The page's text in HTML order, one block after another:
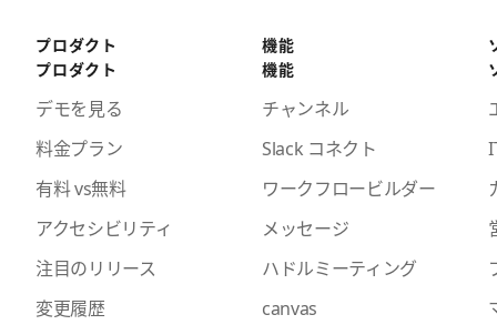
プロダクト
プロダクト
デモを見る
料金プラン
有料 vs無料
アクセシビリティ
注目のリリース
変更履歴
機能
機能
チャンネル
Slack コネクト
ワークフロービルダー
メッセージ
ハドルミーティング
canvas